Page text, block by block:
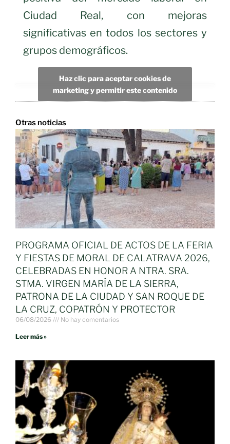
Ciudad Real, con mejoras
significativas en todos los sectores y
grupos demográficos.
Haz clic para aceptar cookies de
marketing y permitir este contenido
Otras noticias
PROGRAMA OFICIAL DE ACTOS DE LA FERIA
Y FIESTAS DE MORAL DE CALATRAVA 2026,
CELEBRADAS EN HONOR A NTRA. SRA.
STMA. VIRGEN MARÍA DE LA SIERRA,
PATRONA DE LA CIUDAD Y SAN ROQUE DE
LA CRUZ, COPATRÓN Y PROTECTOR
06/08/2026 No hay comentarios
Leer más »